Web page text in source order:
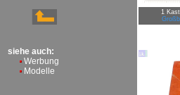
siehe auch:
Werbung
Modelle
1